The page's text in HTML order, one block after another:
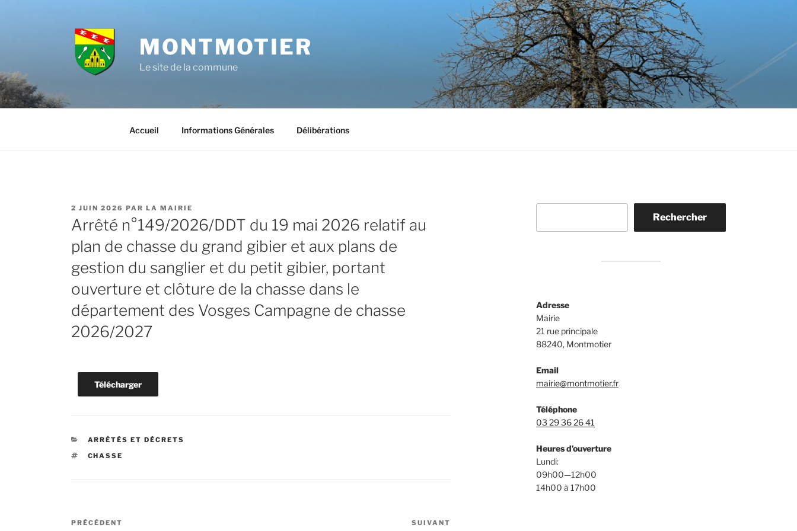
MONTMOTIER
Le site de la commune
Accueil Informations Générales Délibérations
PUBLIÉ
LE
2 JUIN 2026 PAR LA MAIRIE
Arrêté n°149/2026/DDT du 19 mai 2026 relatif au
plan de chasse du grand gibier et aux plans de
gestion du sanglier et du petit gibier, portant
ouverture et clôture de la chasse dans le
département des Vosges Campagne de chasse
2026/2027
Télécharger
CATÉGORIES
ARRÊTÉS ET DÉCRETS
ÉTIQUETTES
CHASSE
Navigation
Article
PRÉCÉDENT SUIVANT
Rechercher
Adresse
Mairie
21 rue principale
88240, Montmotier
Email
mairie@montmotier.fr
Téléphone
03 29 36 26 41
Heures d’ouverture
Lundi:
09h00—12h00
14h00 à 17h00